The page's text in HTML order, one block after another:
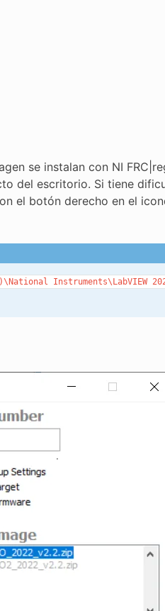
se instalan con NI
del escritorio. Si tiene
el botón derecho en el
Instruments\LabVIEW